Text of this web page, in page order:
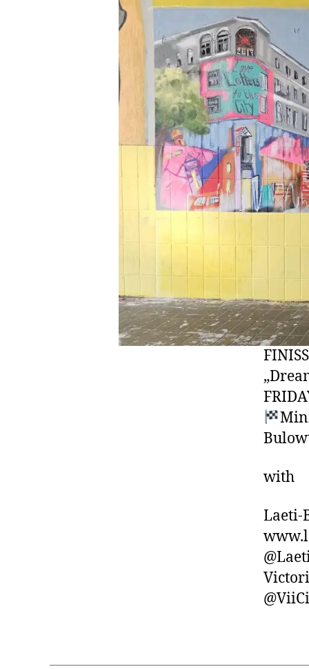
with
Laeti-